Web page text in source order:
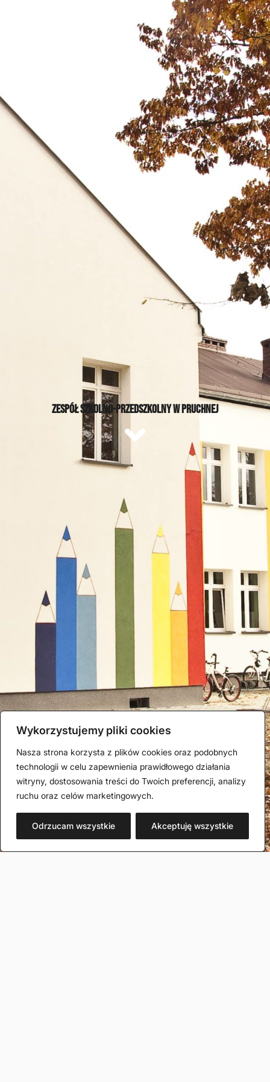
Wykorzystujemy pliki cookies
Nasza strona korzysta z plików cookies oraz podobnych
technologii w celu zapewnienia prawidłowego działania
witryny, dostosowania treści do Twoich preferencji, analizy
ruchu oraz celów marketingowych.
Odrzucam wszystkie Akceptuję wszystkie
ZESPÓŁ SZKOLNO-PRZEDSZKOLNY W PRUCHNEJ